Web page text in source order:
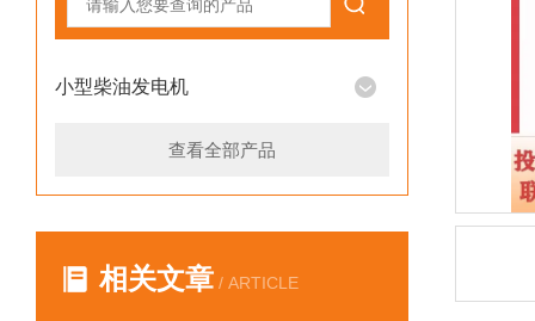
小型柴油发电机
查看全部产品
相关文章 / ARTICLE